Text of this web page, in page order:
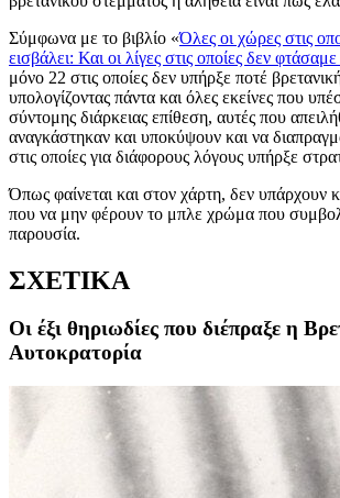
Σύμφωνα με το βιβλίο «Όλες οι χώρες στις
εισβάλει: Και οι λίγες στις οποίες δεν
μόνο 22 στις οποίες δεν υπήρξε ποτέ
υπολογίζοντας πάντα και όλες εκείνες που
σύντομης διάρκειας επίθεση, αυτές που
αναγκάστηκαν και υποκύψουν και να
στις οποίες για διάφορους λόγους υπήρξε
Όπως φαίνεται και στον χάρτη, δεν υπάρχουν
που να μην φέρουν το μπλε χρώμα που
παρουσία.
ΣΧΕΤΙΚΑ
Οι έξι θηριωδίες που διέπραξε η
Αυτοκρατορία